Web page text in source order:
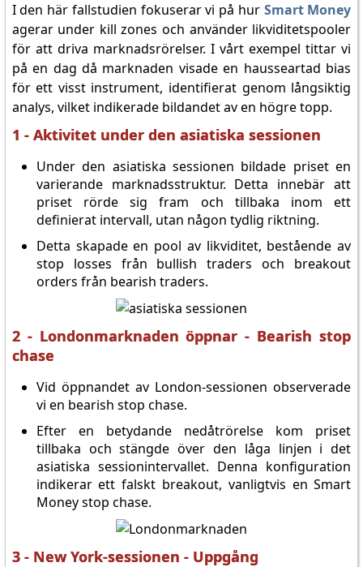
I den här fallstudien fokuserar vi på hur Smart Money
agerar under kill zones och använder likviditetspooler
för att driva marknadsrörelser. I vårt exempel tittar vi
på en dag då marknaden visade en hausseartad bias
för ett visst instrument, identifierat genom långsiktig
analys, vilket indikerade bildandet av en högre topp.
1 - Aktivitet under den asiatiska sessionen
Under den asiatiska sessionen bildade priset en
varierande marknadsstruktur. Detta innebär att
priset rörde sig fram och tillbaka inom ett
definierat intervall, utan någon tydlig riktning.
Detta skapade en pool av likviditet, bestående av
stop losses från bullish traders och breakout
orders från bearish traders.
2 - Londonmarknaden öppnar - Bearish stop
chase
Vid öppnandet av London-sessionen observerade
vi en bearish stop chase.
Efter en betydande nedåtrörelse kom priset
tillbaka och stängde över den låga linjen i det
asiatiska sessionintervallet. Denna konfiguration
indikerar ett falskt breakout, vanligtvis en Smart
Money stop chase.
3 - New York-sessionen - Uppgång